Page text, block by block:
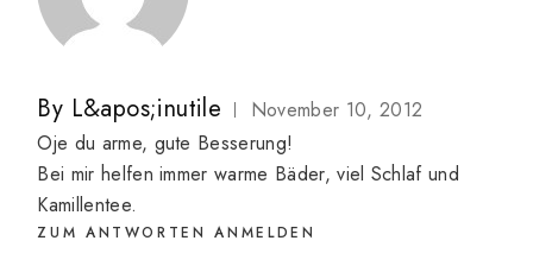
By L&apos;inutile
November 10, 2012
Oje du arme, gute Besserung!
Bei mir helfen immer warme Bäder, viel Schlaf und
Kamillentee.
ZUM ANTWORTEN ANMELDEN